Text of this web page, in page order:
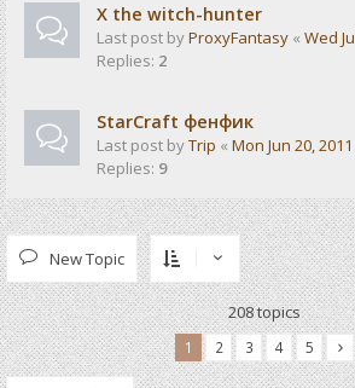
X the witch-hunter
Last post byProxyFantasy « Wed
Replies: 2
StarCraft фенфик
Last post byTrip « Mon Jun 20,
Replies: 9
New Topic
208 topics
1 2 3 4 5